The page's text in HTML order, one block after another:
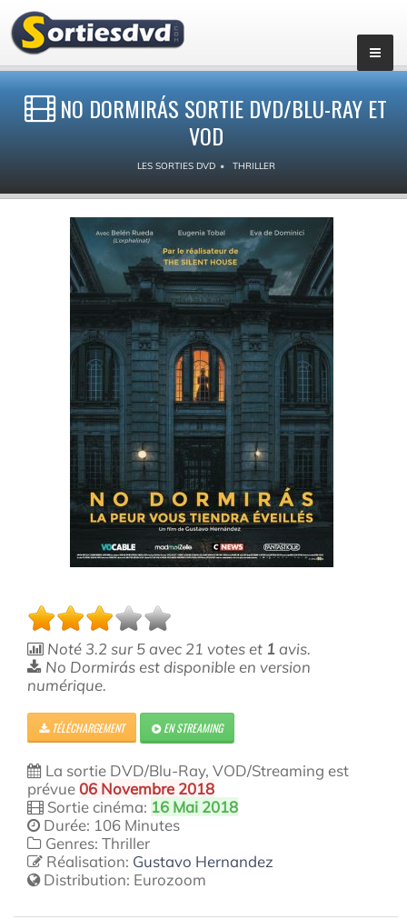
NO DORMIRÁS SORTIE DVD/BLU-RAY ET
VOD
LES SORTIES DVD THRILLER
Noté 3.2 sur5 avec 21 votes et 1 avis.
No Dormirás est disponible en version
numérique.
TÉLÉCHARGEMENT EN STREAMING
La sortie DVD/Blu-Ray, VOD/Streaming est
prévue06 Novembre 2018
Sortie cinéma: 16 Mai 2018
Durée: 106 Minutes
Genres: Thriller
Réalisation: Gustavo Hernandez
Distribution: Eurozoom